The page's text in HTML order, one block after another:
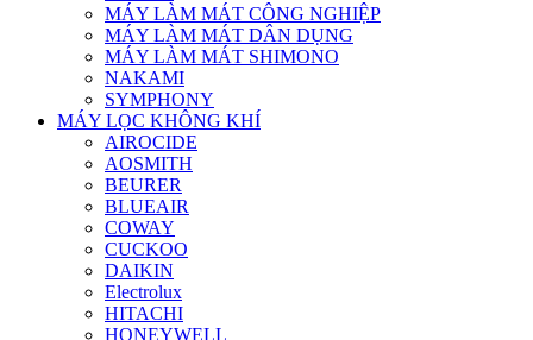
MÁY LÀM MÁT CÔNG NGHIỆP
MÁY LÀM MÁT DÂN DỤNG
MÁY LÀM MÁT SHIMONO
NAKAMI
SYMPHONY
MÁY LỌC KHÔNG KHÍ
AIROCIDE
AOSMITH
BEURER
BLUEAIR
COWAY
CUCKOO
DAIKIN
Electrolux
HITACHI
HONEYWELL